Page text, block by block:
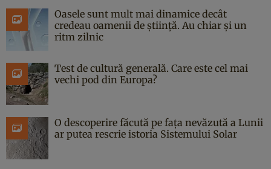
Oasele sunt mult mai dinamice decât
credeau oamenii de știință. Au chiar și un
ritm zilnic
Test de cultură generală. Care este cel mai
vechi pod din Europa?
O descoperire făcută pe fața nevăzută a Lunii
ar putea rescrie istoria Sistemului Solar